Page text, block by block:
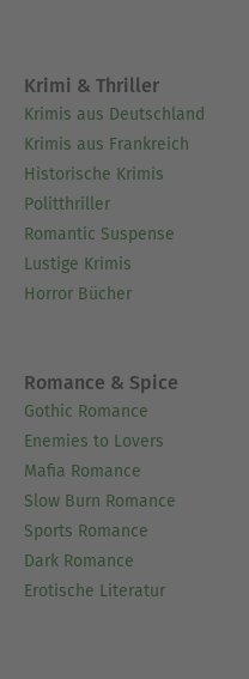
Krimi & Thriller
Krimis aus Deutschland
Krimis aus Frankreich
Historische Krimis
Politthriller
Romantic Suspense
Lustige Krimis
Horror Bücher
Romance & Spice
Gothic Romance
Enemies to Lovers
Mafia Romance
Slow Burn Romance
Sports Romance
Dark Romance
Erotische Literatur